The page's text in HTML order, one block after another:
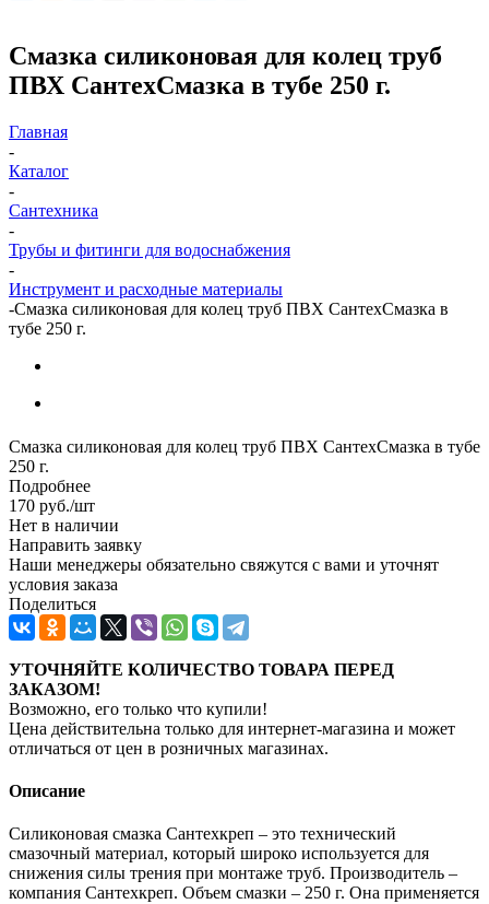
Смазка силиконовая для колец труб
ПВХ СантехСмазка в тубе 250 г.
Главная
-
Каталог
-
Сантехника
-
Трубы и фитинги для водоснабжения
-
Инструмент и расходные материалы
-Смазка силиконовая для колец труб ПВХ СантехСмазка в
тубе 250 г.
Смазка силиконовая для колец труб ПВХ СантехСмазка в тубе
250 г.
Подробнее
170 руб./шт
Нет в наличии
Направить заявку
Наши менеджеры обязательно свяжутся с вами и уточнят
условия заказа
Поделиться
УТОЧНЯЙТЕ КОЛИЧЕСТВО ТОВАРА ПЕРЕД
ЗАКАЗОМ!
Возможно, его только что купили!
Цена действительна только для интернет-магазина и может
отличаться от цен в розничных магазинах.
Описание
Силиконовая смазка Сантехкреп – это технический
смазочный материал, который широко используется для
снижения силы трения при монтаже труб. Производитель –
компания Сантехкреп. Объем смазки – 250 г. Она применяется